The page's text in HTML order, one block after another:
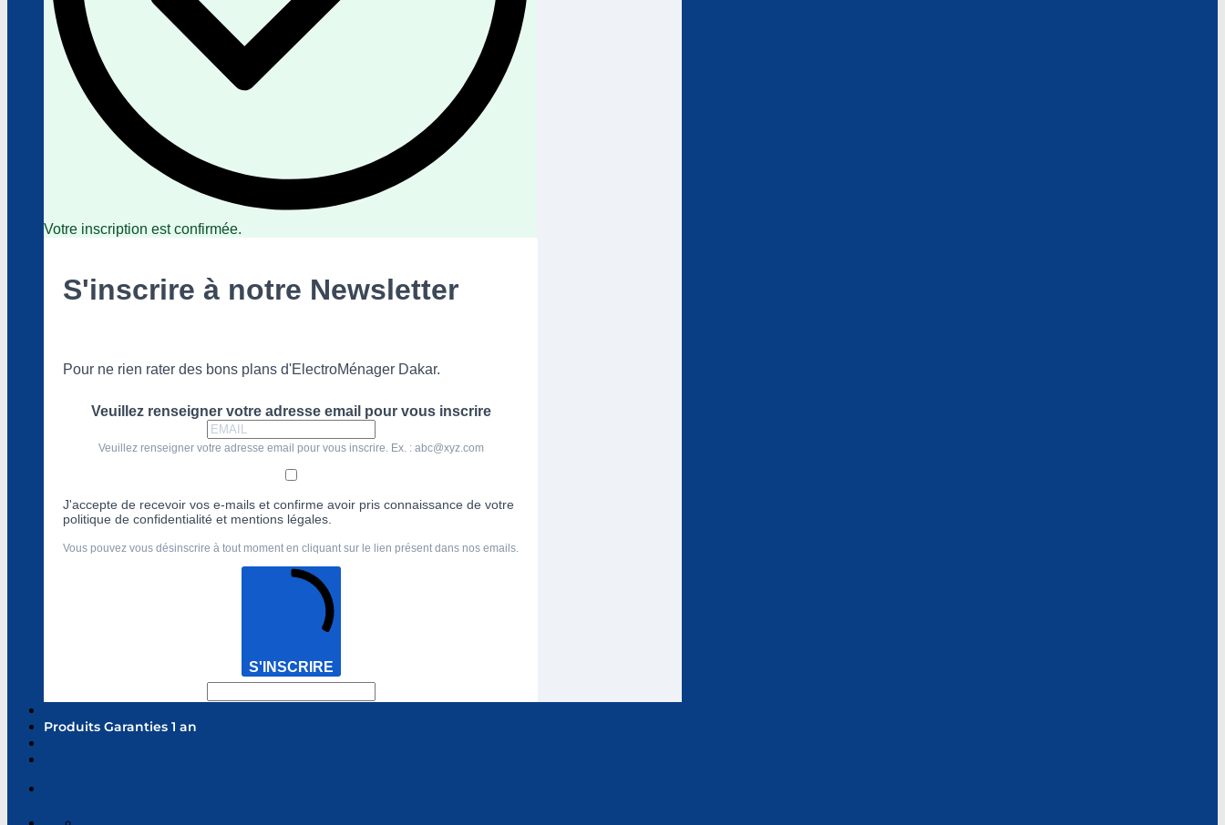
Votre inscription est confirmée.
S'inscrire à notre Newsletter
Pour ne rien rater des bons plans d'ElectroMénager Dakar.
Veuillez renseigner votre adresse email pour vous inscrire
Veuillez renseigner votre adresse email pour vous inscrire. Ex. : abc@xyz.com
J'accepte de recevoir vos e-mails et confirme avoir pris connaissance de votre
politique de confidentialité et mentions légales.
Vous pouvez vous désinscrire à tout moment en cliquant sur le lien présent dans nos emails.
S'INSCRIRE
Produits Garanties 1 an